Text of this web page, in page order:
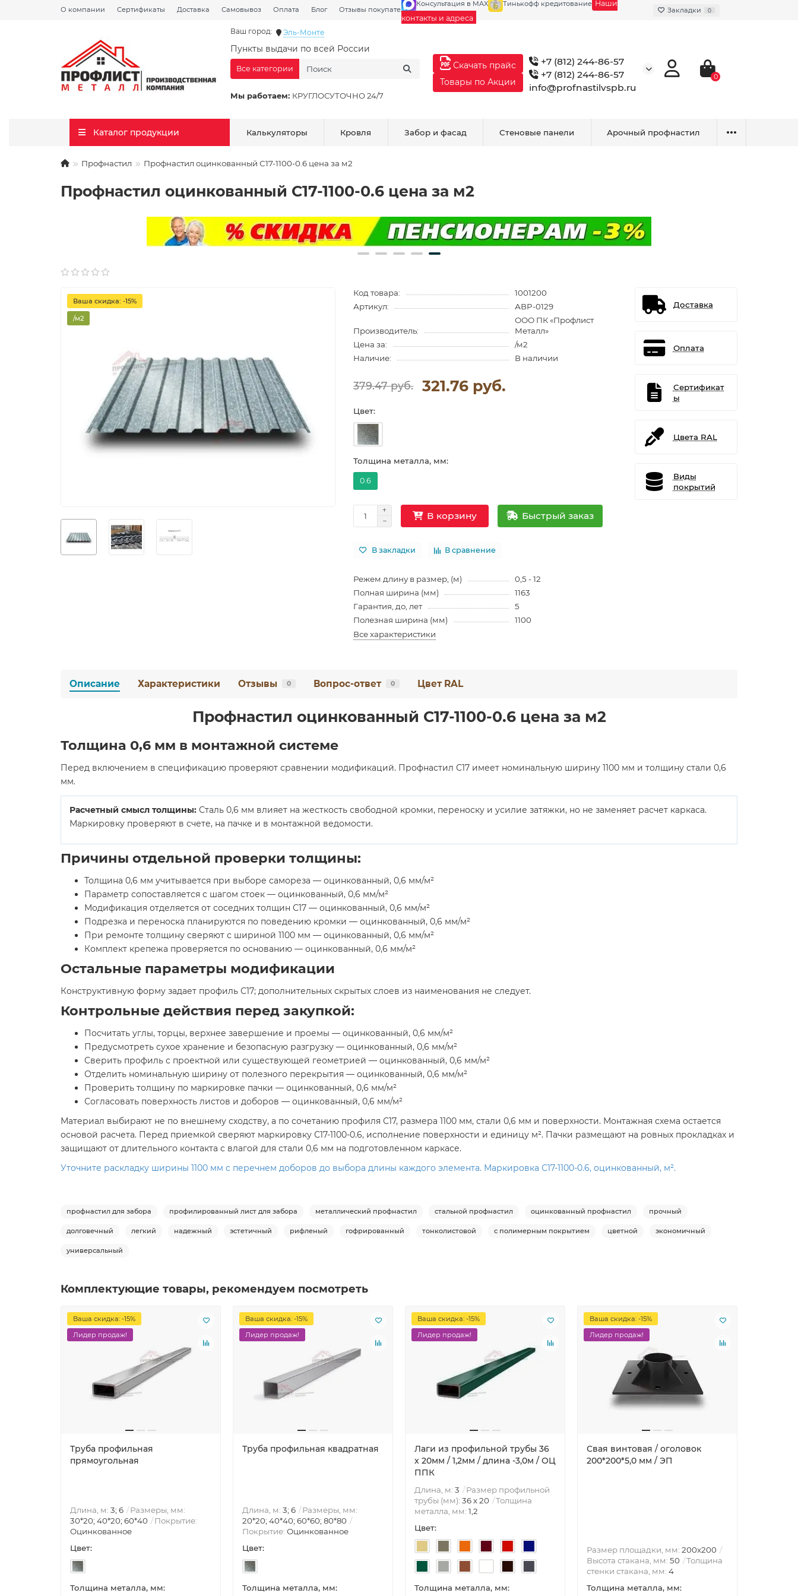
О компании Сертификаты Доставка Самовывоз Оплата Блог Отзывы покупателей Галерея
Консультация в MAX Тинькофф кредитование Наши
контакты и адреса
Закладки 0
Ваш город: Эль-Монте
Пункты выдачи по всей России
Мы работаем: КРУГЛОСУТОЧНО 24/7
Все категории
Скачать прайс
Товары по Акции
+7 (812) 244-86-57
+7 (812) 244-86-57
info@profnastilvspb.ru
0
Каталог продукции Калькуляторы Кровля Забор и фасад Стеновые панели Арочный профнастил
Профнастил Профнастил оцинкованный С17-1100-0.6 цена за м2
Профнастил оцинкованный С17-1100-0.6 цена за м2
Ваша скидка: -15%
/м2
Код товара:
1001200
Артикул:
АВP-0129
Производитель:
ООО ПК «Профлист
Металл»
Цена за:
/м2
Наличие:
В наличии
379.47 руб. 321.76 руб.
Цвет:
Толщина металла, мм:
0.6
В корзину Быстрый заказ
В закладки В сравнение
Режем длину в размер, (м)
0,5 - 12
Полная ширина (мм)
1163
Гарантия, до, лет
5
Полезная ширина (мм)
1100
Все характеристики
Доставка
Оплата
Сертификат
ы
Цвета RAL
Виды
покрытий
Описание Характеристики Отзывы 0 Вопрос-ответ 0 Цвет RAL
Профнастил оцинкованный С17-1100-0.6 цена за м2
Толщина 0,6 мм в монтажной системе
Перед включением в спецификацию проверяют сравнении модификаций. Профнастил С17 имеет номинальную ширину 1100 мм и толщину стали 0,6
мм.
Расчетный смысл толщины: Сталь 0,6 мм влияет на жесткость свободной кромки, переноску и усилие затяжки, но не заменяет расчет каркаса.
Маркировку проверяют в счете, на пачке и в монтажной ведомости.
Причины отдельной проверки толщины:
Толщина 0,6 мм учитывается при выборе самореза — оцинкованный, 0,6 мм/м²
Параметр сопоставляется с шагом стоек — оцинкованный, 0,6 мм/м²
Модификация отделяется от соседних толщин С17 — оцинкованный, 0,6 мм/м²
Подрезка и переноска планируются по поведению кромки — оцинкованный, 0,6 мм/м²
При ремонте толщину сверяют с шириной 1100 мм — оцинкованный, 0,6 мм/м²
Комплект крепежа проверяется по основанию — оцинкованный, 0,6 мм/м²
Остальные параметры модификации
Конструктивную форму задает профиль С17; дополнительных скрытых слоев из наименования не следует.
Контрольные действия перед закупкой:
Посчитать углы, торцы, верхнее завершение и проемы — оцинкованный, 0,6 мм/м²
Предусмотреть сухое хранение и безопасную разгрузку — оцинкованный, 0,6 мм/м²
Сверить профиль с проектной или существующей геометрией — оцинкованный, 0,6 мм/м²
Отделить номинальную ширину от полезного перекрытия — оцинкованный, 0,6 мм/м²
Проверить толщину по маркировке пачки — оцинкованный, 0,6 мм/м²
Согласовать поверхность листов и доборов — оцинкованный, 0,6 мм/м²
Материал выбирают не по внешнему сходству, а по сочетанию профиля С17, размера 1100 мм, стали 0,6 мм и поверхности. Монтажная схема остается
основой расчета. Перед приемкой сверяют маркировку С17-1100-0.6, исполнение поверхности и единицу м². Пачки размещают на ровных прокладках и
защищают от длительного контакта с влагой для стали 0,6 мм на подготовленном каркасе.
Уточните раскладку ширины 1100 мм с перечнем доборов до выбора длины каждого элемента. Маркировка С17-1100-0.6, оцинкованный, м².
профнастил для забора профилированный лист для забора металлический профнастил стальной профнастил оцинкованный профнастил прочный
долговечный легкий надежный эстетичный рифленый гофрированный тонколистовой с полимерным покрытием цветной экономичный
универсальный
Комплектующие товары, рекомендуем посмотреть
Ваша скидка: -15%
Лидер продаж!
Труба профильная
прямоугольная
Длина, м: 3; 6
Размеры, мм:
30*20; 40*20; 60*40
Покрытие:
Оцинкованное
Цвет:
Толщина металла, мм:
Ваша скидка: -15%
Лидер продаж!
Труба профильная квадратная
Длина, м: 3; 6
Размеры, мм:
20*20; 40*40; 60*60; 80*80
Покрытие: Оцинкованное
Цвет:
Толщина металла, мм:
Ваша скидка: -15%
Лидер продаж!
Лаги из профильной трубы 36
х 20мм / 1,2мм / длина -3,0м / ОЦ
ППК
Длина, м: 3
Размер профильной
трубы (мм): 36 х 20
Толщина
металла, мм: 1,2
Цвет:
Толщина металла, мм:
Ваша скидка: -15%
Лидер продаж!
Свая винтовая / оголовок
200*200*5,0 мм / ЭП
Размер площадки, мм: 200x200
Высота стакана, мм: 50
Толщина
стенки стакана, мм: 4
Толщина металла, мм: